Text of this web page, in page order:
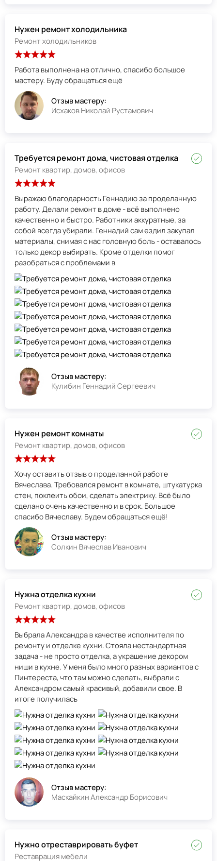
Нужен ремонт холодильника
Ремонт холодильников
Работа выполнена на отлично, спасибо большое
мастеру. Буду обращаться ещё
Отзыв мастеру:
Исхаков Николай Рустамович
Требуется ремонт дома, чистовая отделка
Ремонт квартир, домов, офисов
Выражаю благодарность Геннадию за проделанную
работу. Делали ремонт в доме - всё выполнено
качественно и быстро. Работники аккуратные, за
собой всегда убирали. Геннадий сам ездил закупал
материалы, снимая с нас головную боль - оставалось
только декор выбирать. Кроме отделки помог
разобраться с проблемами в
Отзыв мастеру:
Кулибин Геннадий Сергеевич
Нужен ремонт комнаты
Ремонт квартир, домов, офисов
Хочу оставить отзыв о проделанной работе
Вячеслава. Требовался ремонт в комнате, штукатурка
стен, поклеить обои, сделать электрику. Всё было
сделано очень качественно и в срок. Большое
спасибо Вячеславу. Будем обращаться ещё!
Отзыв мастеру:
Солкин Вячеслав Иванович
Нужна отделка кухни
Ремонт квартир, домов, офисов
Выбрала Александра в качестве исполнителя по
ремонту и отделке кухни. Стояла нестандартная
задача - не просто отделка, а украшение декором
ниши в кухне. У меня было много разных вариантов с
Пинтереста, что там можно сделать, выбрали с
Александром самый красивый, добавили свое. В
итоге получилась
Отзыв мастеру:
Маскайкин Александр Борисович
Нужно отреставрировать буфет
Реставрация мебели